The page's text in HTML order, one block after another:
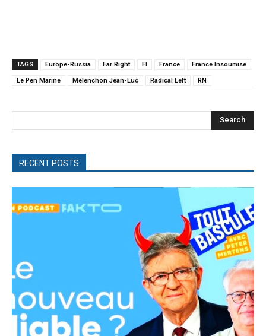
TAGS Europe-Russia Far Right FI France France Insoumise
Le Pen Marine Mélenchon Jean-Luc Radical Left RN
Search
RECENT POSTS